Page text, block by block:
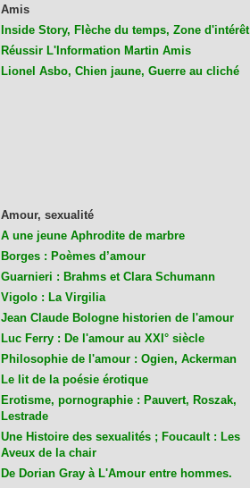
Amis
Inside Story, Flèche du temps, Zone d'intérêt
Réussir L'Information Martin Amis
Lionel Asbo, Chien jaune, Guerre au cliché
Amour, sexualité
A une jeune Aphrodite de marbre
Borges : Poèmes d’amour
Guarnieri : Brahms et Clara Schumann
Vigolo : La Virgilia
Jean Claude Bologne historien de l'amour
Luc Ferry : De l'amour au XXI° siècle
Philosophie de l'amour : Ogien, Ackerman
Le lit de la poésie érotique
Erotisme, pornographie : Pauvert, Roszak,
Lestrade
Une Histoire des sexualités ; Foucault : Les
Aveux de la chair
De Dorian Gray à L'Amour entre hommes.